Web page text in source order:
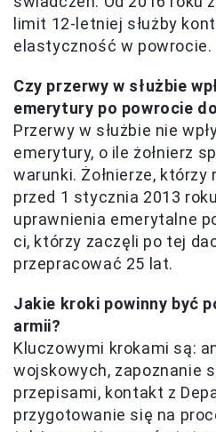
limit 12-letniej służby
elastyczność w powrocie.
Czy przerwy w służbie
emerytury po powrocie
Przerwy w służbie nie
emerytury, o ile żołnierz
warunki. Żołnierze, którzy
przed 1 stycznia 2013
uprawnienia emerytalne
ci, którzy zaczęli po tej
przepracować 25 lat.
Jakie kroki powinny być
armii?
Kluczowymi krokami są:
wojskowych, zapoznanie
przepisami, kontakt z
przygotowanie się na